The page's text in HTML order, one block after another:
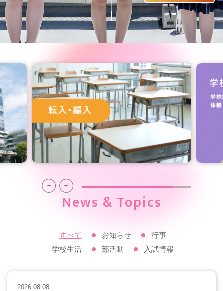
News & Topics
すべて お知らせ
行事
学校生活
部活動 入試情報
2026.08.08